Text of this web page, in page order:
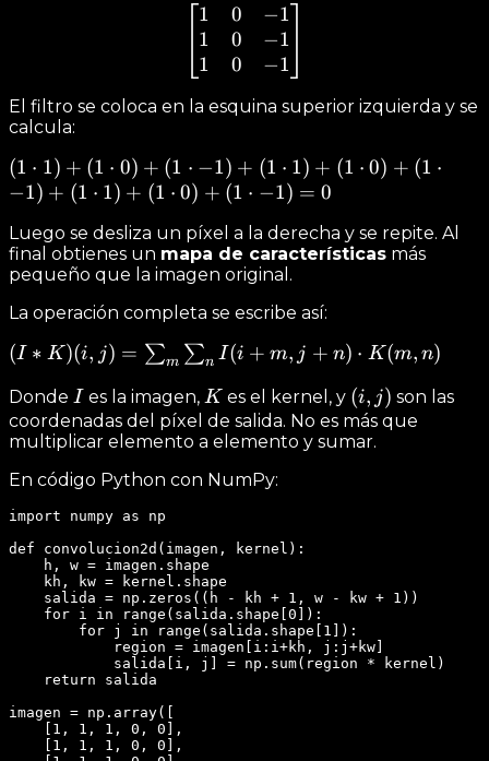
\begin{bmatrix} 1 & 0
1
1
1
0
0
0
−1
−1
−1
El filtro se coloca en la esquina superior izquierda y se
calcula:
(1
\cdot
(1
\cdot
(1
\cdot
-1) +
(1
\cdot
1) +
(1
\cdot
0) +
(1
\cdot
-1) +
\cdot
0) +
(1 ⋅ 1) + (1 ⋅ 0) + (1 ⋅ −1) + (1 ⋅ 1) + (1 ⋅ 0) + (1 ⋅
−1) + (1 ⋅ 1) + (1 ⋅ 0) + (1 ⋅ −1) = 0
Luego se desliza un píxel a la derecha y se repite. Al
final obtienes un mapa de características más
pequeño que la imagen original.
La operación completa se escribe así:
(I * K)(i,
\sum_{m}
\sum_{n}
I(i+m,
j+n) \cdot
K(m, n)
(I ∗ K)(i, j) = ∑m ∑n I(i + m, j + n) ⋅ K(m, n)
Donde I
I es la imagen, K
K es el kernel, y (i,
j)
(i, j) son las
coordenadas del píxel de salida. No es más que
multiplicar elemento a elemento y sumar.
En código Python con NumPy:
import numpy as np
def convolucion2d(imagen, kernel):
    h, w = imagen.shape
    kh, kw = kernel.shape
    salida = np.zeros((h - kh + 1, w - kw + 1))
    for i in range(salida.shape[0]):
        for j in range(salida.shape[1]):
            region = imagen[i:i+kh, j:j+kw]
            salida[i, j] = np.sum(region * kernel)
    return salida
imagen = np.array([
    [1, 1, 1, 0, 0],
    [1, 1, 1, 0, 0],